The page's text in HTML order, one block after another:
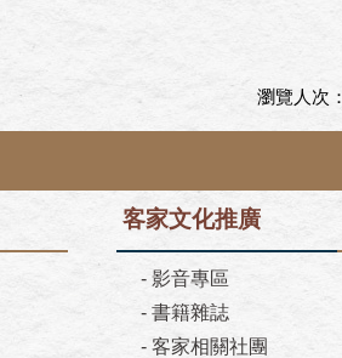
瀏覽人次：
客家文化推廣
- 影音專區
- 書籍雜誌
- 客家相關社團